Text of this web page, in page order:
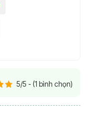
5/5 - (1 bình chọn)